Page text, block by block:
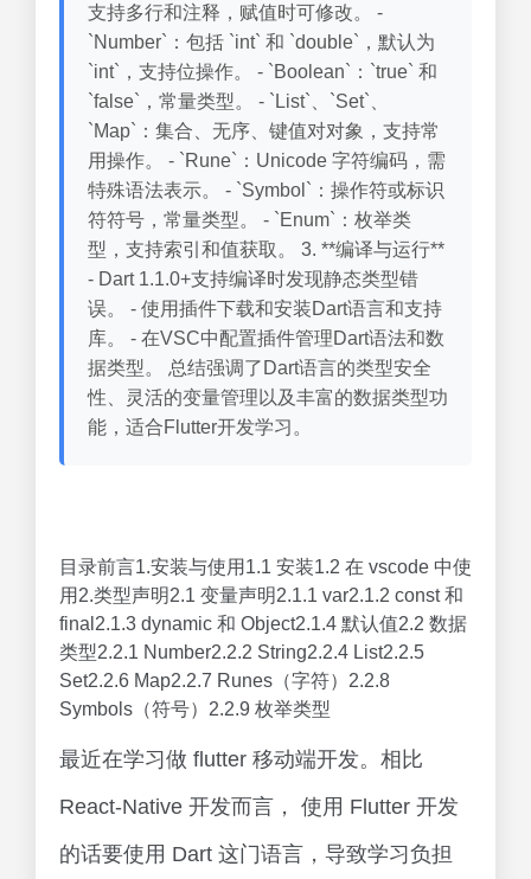
支持多行和注释，赋值时可修改。 -
`Number`：包括 `int` 和 `double`，默认为
`int`，支持位操作。 - `Boolean`：`true` 和
`false`，常量类型。 - `List`、`Set`、
`Map`：集合、无序、键值对对象，支持常
用操作。 - `Rune`：Unicode 字符编码，需
特殊语法表示。 - `Symbol`：操作符或标识
符符号，常量类型。 - `Enum`：枚举类
型，支持索引和值获取。 3. **编译与运行**
- Dart 1.1.0+支持编译时发现静态类型错
误。 - 使用插件下载和安装Dart语言和支持
库。 - 在VSC中配置插件管理Dart语法和数
据类型。 总结强调了Dart语言的类型安全
性、灵活的变量管理以及丰富的数据类型功
能，适合Flutter开发学习。
目录前言1.安装与使用1.1 安装1.2 在 vscode 中使
用2.类型声明2.1 变量声明2.1.1 var2.1.2 const 和
final2.1.3 dynamic 和 Object2.1.4 默认值2.2 数据
类型2.2.1 Number2.2.2 String2.2.4 List2.2.5
Set2.2.6 Map2.2.7 Runes（字符）2.2.8
Symbols（符号）2.2.9 枚举类型
最近在学习做 flutter 移动端开发。相比
React-Native 开发而言， 使用 Flutter 开发
的话要使用 Dart 这门语言，导致学习负担